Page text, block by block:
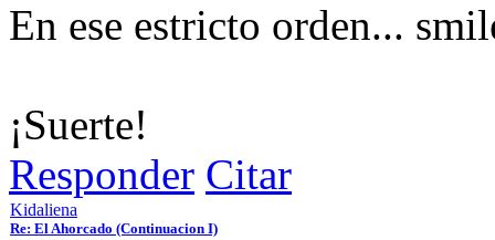
En ese estricto orden...
¡Suerte!
Responder Citar
Kidaliena
Re: El Ahorcado (Continuacion I)